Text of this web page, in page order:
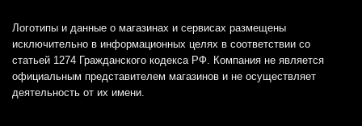
Логотипы и данные о магазинах и сервисах размещены
исключительно в информационных целях в соответствии со
статьей 1274 Гражданского кодекса РФ. Компания не является
официальным представителем магазинов и не осуществляет
деятельность от их имени.